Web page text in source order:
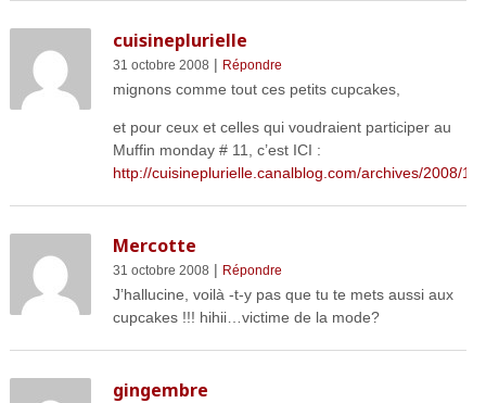
cuisineplurielle
31 octobre 2008 | Répondre
mignons comme tout ces petits cupcakes,
et pour ceux et celles qui voudraient participer au
Muffin monday # 11, c’est ICI :
http://cuisineplurielle.canalblog.com/archives/2008/
Mercotte
31 octobre 2008 | Répondre
J’hallucine, voilà -t-y pas que tu te mets aussi aux
cupcakes !!! hihii…victime de la mode?
gingembre